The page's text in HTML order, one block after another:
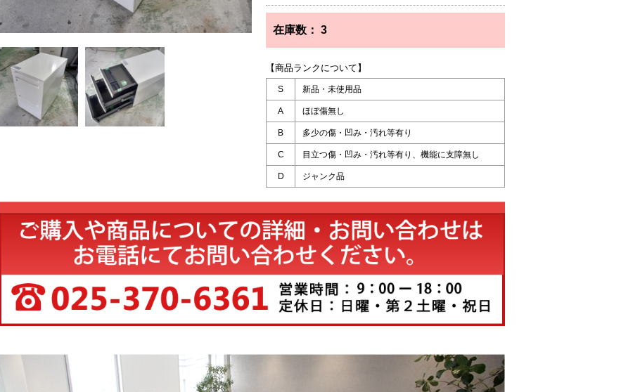
在庫数： 3
【商品ランクについて】
S 新品・未使用品
A ほぼ傷無し
B 多少の傷・凹み・汚れ等有り
C 目立つ傷・凹み・汚れ等有り、機能に支障無し
D ジャンク品